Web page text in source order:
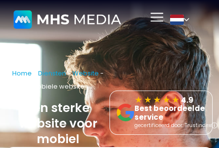
Home -Diensten-Website-
Mobiele website
Een sterke
website voor
mobiel
★★★★★4.9
Best beoordeelde
service
gecertificeerd door: Trustindex